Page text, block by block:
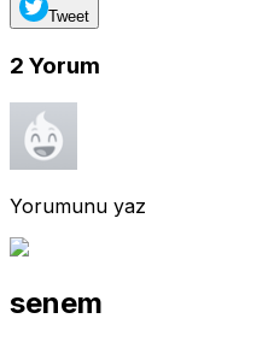
Tweet
2 Yorum
Yorumunu yaz
senem